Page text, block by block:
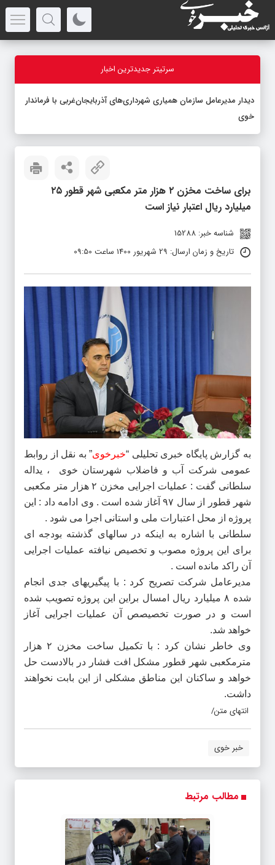
سرتیتر جدیدترین اخبار
دیدار مدیرعامل سازمان همیاری شهرداری‌های آذربایجان‌غربی با فرماندار
خوی
برای ساخت مخزن ۲ هزار متر مکعبی شهر قطور ۲۵
میلیارد ریال اعتبار نیاز است
شناسه خبر: 15288
تاریخ و زمان ارسال: 29 شهریور 1400 ساعت 09:50
به گزارش پایگاه خبری تحلیلی “خبرخوی” به نقل از روابط
عمومی شرکت آب و فاضلاب شهرستان خوی ، یداله
سلطانی گفت : عملیات اجرایی مخزن ۲ هزار متر مکعبی
شهر قطور از سال ۹۷ آغاز شده است . وی ادامه داد : این
پروژه از محل اعتبارات ملی و استانی اجرا می شود .
سلطانی با اشاره به اینکه در سالهای گذشته بودجه ای
برای این پروژه مصوب و تخصیص نیافته عملیات اجرایی
آن راکد مانده است .
مدیرعامل شرکت تصریح کرد : با پیگیریهای جدی انجام
شده ۸ میلیارد ریال امسال براین این پروژه تصویب شده
است و در صورت تخصیصص آن عملیات اجرایی آغاز
خواهد شد.
وی خاطر نشان کرد : با تکمیل ساخت مخزن ۲ هزار
مترمکعبی شهر قطور مشکل افت فشار در بالادست حل
خواهد و ساکنان این مناطق مشکلی از این بابت نخواهند
داشت.
انتهای متن/
خبر خوی
مطالب مرتبط